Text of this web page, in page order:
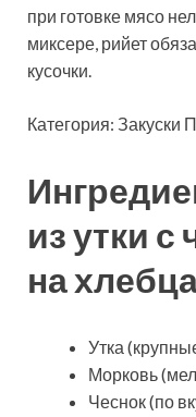
при готовке мясо
миксере, рийет
кусочки.
Категория: Закуски
из утки
на
Утка
Морковь
Чеснок (по